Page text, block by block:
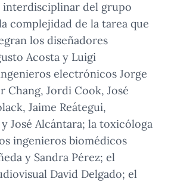
interdisciplinar del grupo
complejidad de la tarea que
los diseñadores
Acosta y Luigi
electrónicos Jorge
Chang, Jordi Cook, José
Jaime Reátegui,
José Alcántara; la toxicóloga
ingenieros biomédicos
y Sandra Pérez; el
David Delgado; el